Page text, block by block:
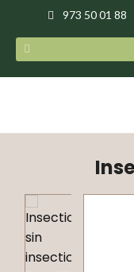
973 50 01 88